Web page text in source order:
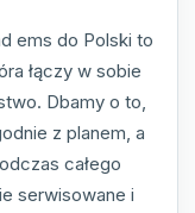
ems do Polski to
łączy w sobie
Dbamy o to,
z planem, a
całego
serwisowane i